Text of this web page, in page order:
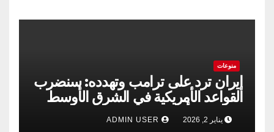
منوعات
إيران ترد على ترامب وتهدده: سنضرب
القواعد الأمريكية في الشرق الأوسط
إذا حدثت أي مغامرة
يناير 2, 2026